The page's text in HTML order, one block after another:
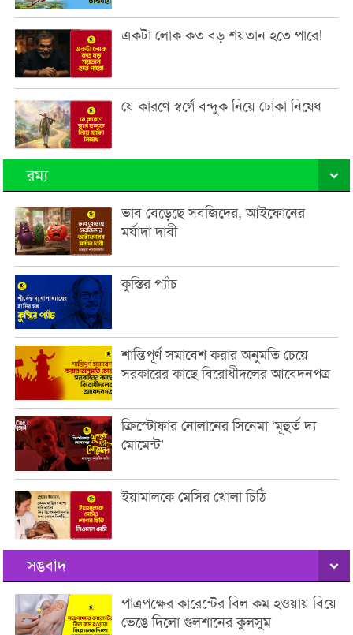
একটা লোক কত বড় শয়তান হতে পারে!
যে কারণে স্বর্গে বন্দুক নিয়ে ঢোকা নিষেধ
রম্য
ভাব বেড়েছে সবজিদের, আইফোনের
মর্যাদা দাবী
কুস্তির প্যাঁচ
শান্তিপূর্ণ সমাবেশ করার অনুমতি চেয়ে
সরকারের কাছে বিরোধীদলের আবেদনপত্র
ক্রিস্টোফার নোলানের সিনেমা ‘মূহুর্ত দ্য
মোমেন্ট’
ইয়ামালকে মেসির খোলা চিঠি
সঙবাদ
পাত্রপক্ষের কারেন্টের বিল কম হওয়ায় বিয়ে
ভেঙে দিলো গুলশানের কুলসুম